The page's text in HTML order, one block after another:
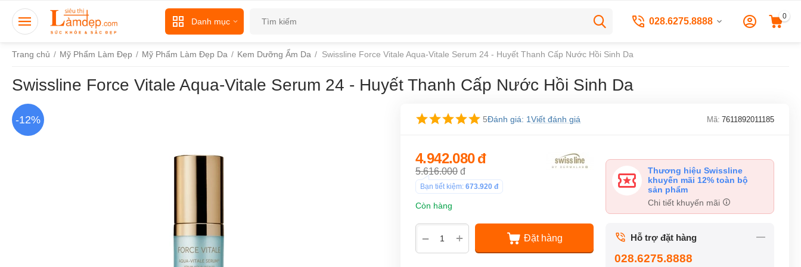
Danh mục 028.6275.8888 0
Trang chủ / Mỹ Phẩm Làm Đẹp / Mỹ Phẩm Làm Đẹp Da / Kem Dưỡng Ẩm Da / Swissline Force Vitale Aqua-Vitale Serum 24 - Huyết Thanh Cấp Nước Hồi Sinh Da
Swissline Force Vitale Aqua-Vitale Serum 24 - Huyết Thanh Cấp Nước Hồi Sinh Da
-12%
5Đánh giá: 1Viết đánh giá Mã: 7611892011185
4.942.080đ
5.616.000 đ
Bạn tiết kiệm: 673.920 đ
Còn hàng
+
− Đặt hàng
Thương hiệu Swissline
khuyến mãi 12% toàn bộ
sản phẩm
Chi tiết khuyến mãi
Hỗ trợ đặt hàng
028.6275.8888